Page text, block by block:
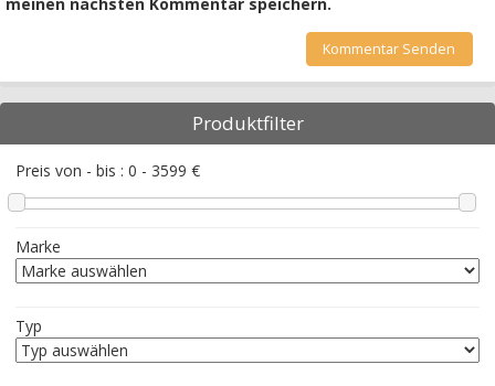
Produktfilter
Preis von - bis : 0 - 3599 €
Marke
Typ